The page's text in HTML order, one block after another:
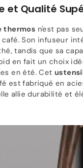
et Qualité
thermos n'est pas
Son infuseur
tandis que sa
en fait un choix
en été. Cet
est fabriqué en
allie durabilité et